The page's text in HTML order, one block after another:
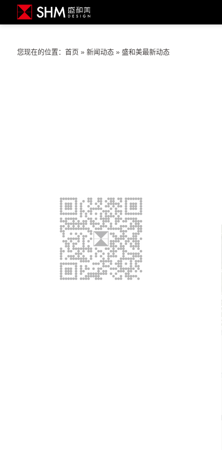
您现在的位置： 首页 » 新闻动态 » 盛和美最新动态